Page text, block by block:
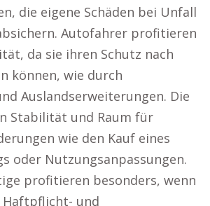
die eigene Schäden bei Unfall
Autofahrer profitieren
da sie ihren Schutz nach
können, wie durch
Auslandserweiterungen. Die
Stabilität und Raum für
wie den Kauf eines
oder Nutzungsanpassungen.
profitieren besonders, wenn
Haftpflicht- und